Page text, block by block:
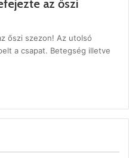
az őszi
őszi szezon! Az utolsó
a csapat. Betegség illetve